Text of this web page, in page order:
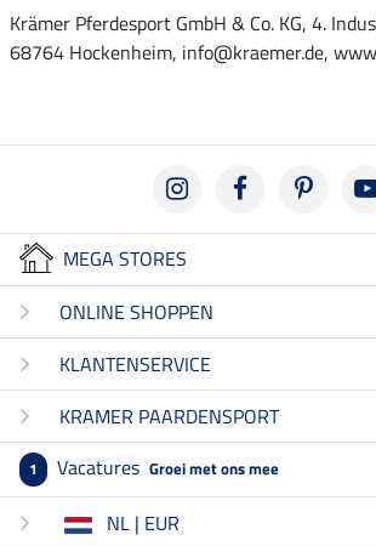
Krämer Pferdesport GmbH & Co. KG, 4.
68764 Hockenheim, info@kraemer.de,
MEGA STORES
ONLINE SHOPPEN
KLANTENSERVICE
KRAMER PAARDENSPORT
1 Vacatures Groei met ons mee
NL | EUR